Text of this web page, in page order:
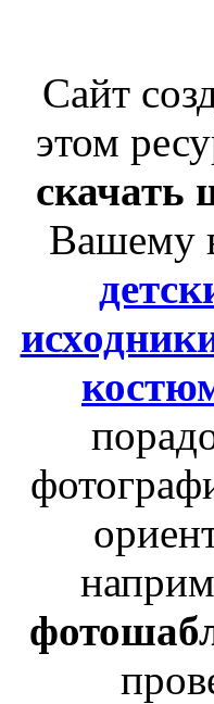
Сайт
этом
Вашему